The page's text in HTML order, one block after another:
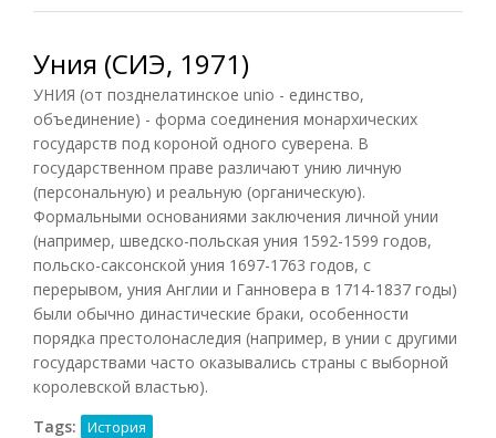
Уния (СИЭ, 1971)
УНИЯ (от позднелатинское unio - единство,
объединение) - форма соединения монархических
государств под короной одного суверена. В
государственном праве различают унию личную
(персональную) и реальную (органическую).
Формальными основаниями заключения личной унии
(например, шведско-польская уния 1592-1599 годов,
польско-саксонской уния 1697-1763 годов, с
перерывом, уния Англии и Ганновера в 1714-1837 годы)
были обычно династические браки, особенности
порядка престолонаследия (например, в унии с другими
государствами часто оказывались страны с выборной
королевской властью).
Tags:
История